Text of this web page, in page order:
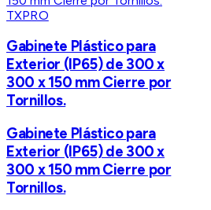
TXPRO
Gabinete Plástico para
Exterior (IP65) de 300 x
300 x 150 mm Cierre por
Tornillos.
Gabinete Plástico para
Exterior (IP65) de 300 x
300 x 150 mm Cierre por
Tornillos.